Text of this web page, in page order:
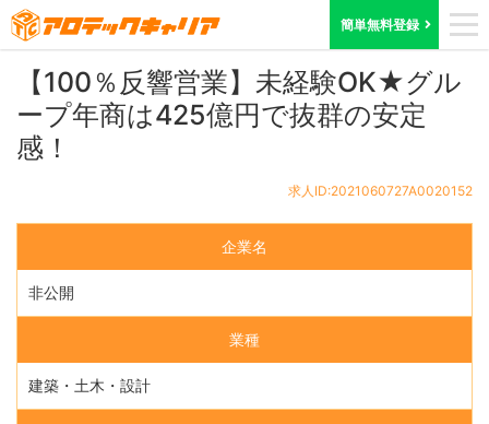
簡単無料登録
ホーム 求人検索 大阪府 求人ID:2021060727A0020152
【100％反響営業】未経験OK★グル
ープ年商は425億円で抜群の安定
感！
求人ID:2021060727A0020152
企業名
非公開
業種
建築・土木・設計